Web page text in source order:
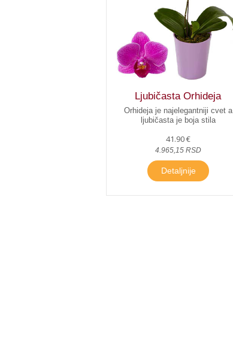
Ljubičasta Orhideja
Orhideja je najelegantniji cvet a
ljubičasta je boja stila
41.90 €
4.965,15 RSD
Detaljnije